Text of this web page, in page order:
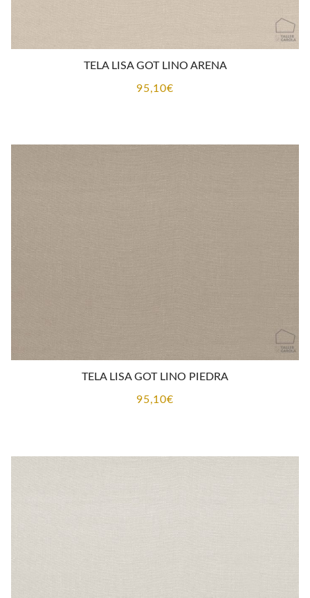
TELA LISA GOT LINO ARENA
95,10€
TELA LISA GOT LINO PIEDRA
95,10€